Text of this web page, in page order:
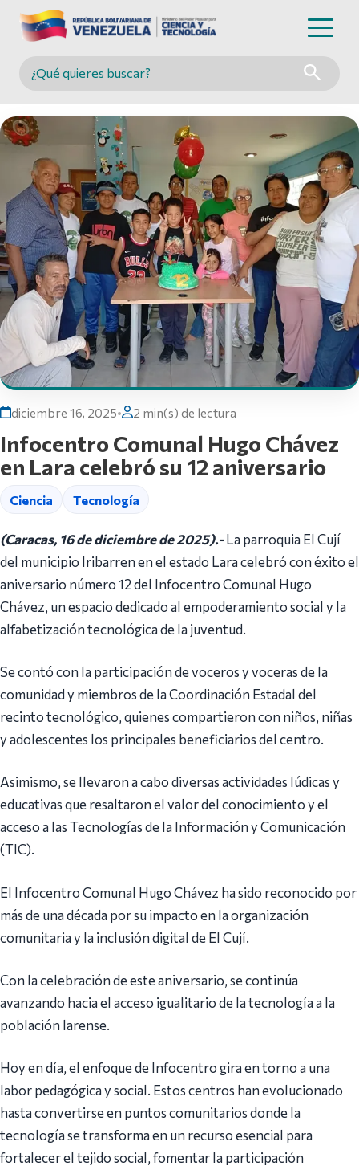
Buscar en MINCYT
diciembre 16, 2025• 2 min(s) de lectura
Infocentro Comunal Hugo Chávez
en Lara celebró su 12 aniversario
Ciencia Tecnología
(Caracas, 16 de diciembre de 2025).-La parroquia El Cují
del municipio Iribarren en el estado Lara celebró con éxito el
aniversario número 12 del Infocentro Comunal Hugo
Chávez, un espacio dedicado al empoderamiento social y la
alfabetización tecnológica de la juventud.
Se contó con la participación de voceros y voceras de la
comunidad y miembros de la Coordinación Estadal del
recinto tecnológico, quienes compartieron con niños, niñas
y adolescentes los principales beneficiarios del centro.
Asimismo, se llevaron a cabo diversas actividades lúdicas y
educativas que resaltaron el valor del conocimiento y el
acceso a las Tecnologías de la Información y Comunicación
(TIC).
El Infocentro Comunal Hugo Chávez ha sido reconocido por
más de una década por su impacto en la organización
comunitaria y la inclusión digital de El Cují.
Con la celebración de este aniversario, se continúa
avanzando hacia el acceso igualitario de la tecnología a la
población larense.
Hoy en día, el enfoque de Infocentro gira en torno a una
labor pedagógica y social. Estos centros han evolucionado
hasta convertirse en puntos comunitarios donde la
tecnología se transforma en un recurso esencial para
fortalecer el tejido social, fomentar la participación